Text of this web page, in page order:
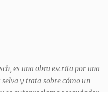
es una obra escrita por una
y trata sobre cómo un